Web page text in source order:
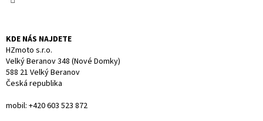
KDE NÁS NAJDETE
HZmoto s.r.o.
Velký Beranov 348 (Nové Domky)
588 21 Velký Beranov
Česká republika
mobil: +420 603 523 872